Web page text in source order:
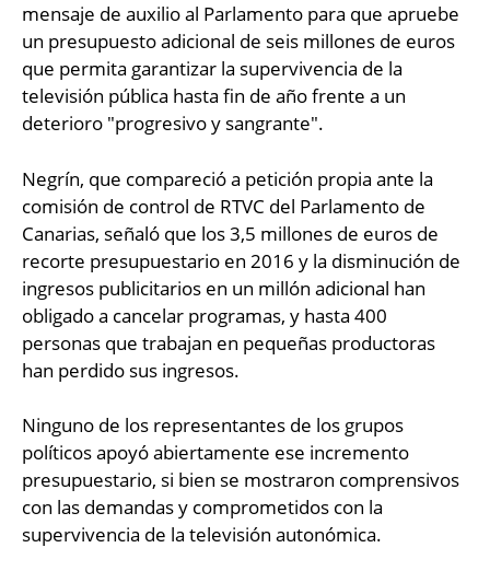
mensaje de auxilio al Parlamento para que apruebe
un presupuesto adicional de seis millones de euros
que permita garantizar la supervivencia de la
televisión pública hasta fin de año frente a un
deterioro "progresivo y sangrante".
Negrín, que compareció a petición propia ante la
comisión de control de RTVC del Parlamento de
Canarias, señaló que los 3,5 millones de euros de
recorte presupuestario en 2016 y la disminución de
ingresos publicitarios en un millón adicional han
obligado a cancelar programas, y hasta 400
personas que trabajan en pequeñas productoras
han perdido sus ingresos.
Ninguno de los representantes de los grupos
políticos apoyó abiertamente ese incremento
presupuestario, si bien se mostraron comprensivos
con las demandas y comprometidos con la
supervivencia de la televisión autonómica.